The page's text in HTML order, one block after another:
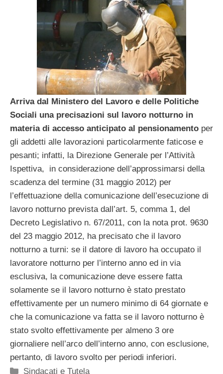
Arriva dal Ministero del Lavoro e delle Politiche
Sociali una precisazioni sul lavoro notturno in
materia di accesso anticipato al pensionamento per
gli addetti alle lavorazioni particolarmente faticose e
pesanti; infatti, la Direzione Generale per l’Attività
Ispettiva, in considerazione dell’approssimarsi della
scadenza del termine (31 maggio 2012) per
l’effettuazione della comunicazione dell’esecuzione di
lavoro notturno prevista dall’art. 5, comma 1, del
Decreto Legislativo n. 67/2011, con la nota prot. 9630
del 23 maggio 2012, ha precisato che il lavoro
notturno a turni: se il datore di lavoro ha occupato il
lavoratore notturno per l’interno anno ed in via
esclusiva, la comunicazione deve essere fatta
solamente se il lavoro notturno è stato prestato
effettivamente per un numero minimo di 64 giornate e
che la comunicazione va fatta se il lavoro notturno è
stato svolto effettivamente per almeno 3 ore
giornaliere nell’arco dell’interno anno, con esclusione,
pertanto, di lavoro svolto per periodi inferiori.
Categorie
Sindacati e Tutela